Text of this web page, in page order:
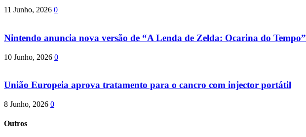
11 Junho, 2026 0
Nintendo anuncia nova versão de “A Lenda de Zelda: Ocarina do Tempo”
10 Junho, 2026 0
União Europeia aprova tratamento para o cancro com injector portátil
8 Junho, 2026 0
Outros